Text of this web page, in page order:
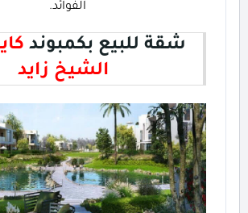
الفوائد.
شقة للبيع بكمبوند
الشيخ زايد